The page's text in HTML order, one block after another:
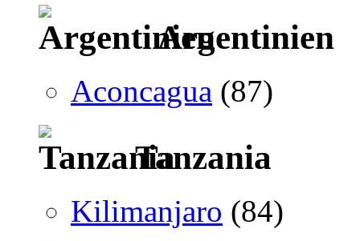
Argentinien
Aconcagua (87)
Tanzania
Kilimanjaro (84)